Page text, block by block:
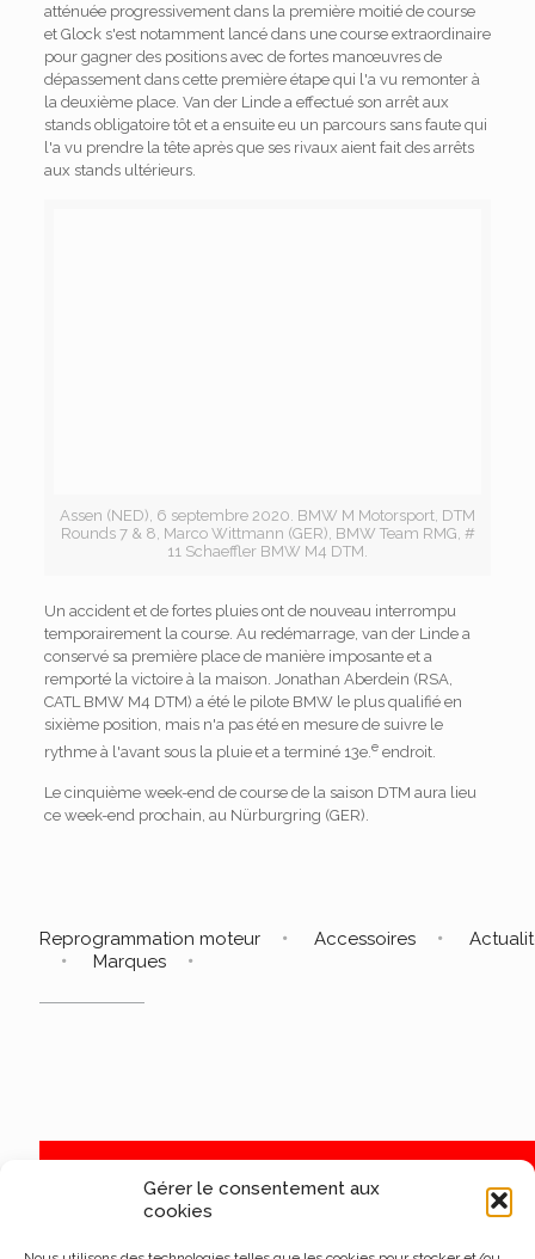
Gérer le consentement aux
cookies
atténuée progressivement dans la première moitié de course
et Glock s'est notamment lancé dans une course extraordinaire
pour gagner des positions avec de fortes manœuvres de
dépassement dans cette première étape qui l'a vu remonter à
la deuxième place. Van der Linde a effectué son arrêt aux
stands obligatoire tôt et a ensuite eu un parcours sans faute qui
l'a vu prendre la tête après que ses rivaux aient fait des arrêts
aux stands ultérieurs.
Assen (NED), 6 septembre 2020. BMW M Motorsport, DTM
Rounds 7 & 8, Marco Wittmann (GER), BMW Team RMG, #
11 Schaeffler BMW M4 DTM.
Un accident et de fortes pluies ont de nouveau interrompu
temporairement la course. Au redémarrage, van der Linde a
conservé sa première place de manière imposante et a
remporté la victoire à la maison. Jonathan Aberdein (RSA,
CATL BMW M4 DTM) a été le pilote BMW le plus qualifié en
sixième position, mais n'a pas été en mesure de suivre le
rythme à l'avant sous la pluie et a terminé 13e.eendroit.
Le cinquième week-end de course de la saison DTM aura lieu
ce week-end prochain, au Nürburgring (GER).
Reprogrammation moteur Accessoires
Marques